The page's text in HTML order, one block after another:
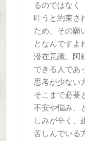
るのではなく
叶うと約束さ
ため、その願
となんですよ
潜在意識、阿
できる人であ
思考が少ない
そこまで必要
不安や悩み、
しみが辛く、
苦しんでいる